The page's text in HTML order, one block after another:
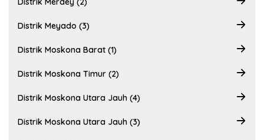
Distrik Meyado (3)
Distrik Moskona Barat (1)
Distrik Moskona Timur (2)
Distrik Moskona Utara Jauh (4)
Distrik Moskona Utara Jauh (3)